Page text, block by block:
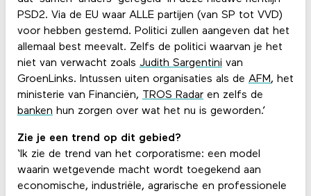
PSD2. Via de EU waar ALLE partijen (van SP tot VVD)
voor hebben gestemd. Politici zullen aangeven dat het
allemaal best meevalt. Zelfs de politici waarvan je het
niet van verwacht zoals Judith Sargentini van
GroenLinks. Intussen uiten organisaties als de AFM, het
ministerie van Financiën, TROS Radaren zelfs de
banken hun zorgen over wat het nu is geworden.’
Zie je een trend op dit gebied?
‘Ik zie de trend van het corporatisme: een model
waarin wetgevende macht wordt toegekend aan
economische, industriële, agrarische en professionele